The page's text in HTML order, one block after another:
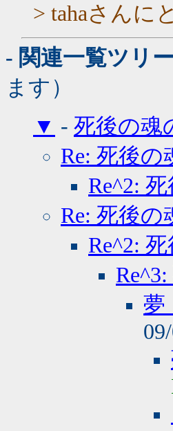
> tahaさんに
- 関連一覧ツリー
ます）
▼ - 死後の魂
Re: 死後の
Re^2:
Re: 死後の
Re^2:
夢